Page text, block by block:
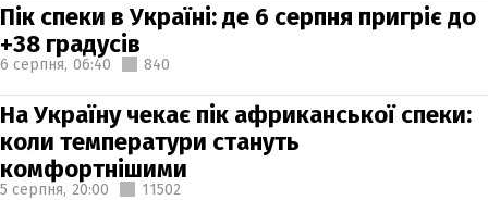
Пік спеки в Україні: де 6 серпня пригріє до
+38 градусів
6 серпня, 06:40 840
На Україну чекає пік африканської спеки:
коли температури стануть
комфортнішими
5 серпня, 20:00 11502